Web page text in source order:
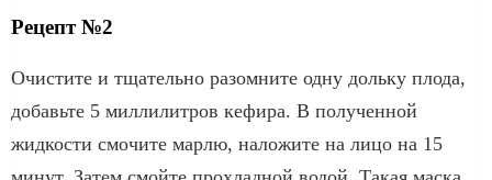
Рецепт №2
Очистите и тщательно разомните одну дольку плода,
добавьте 5 миллилитров кефира. В полученной
жидкости смочите марлю, наложите на лицо на 15